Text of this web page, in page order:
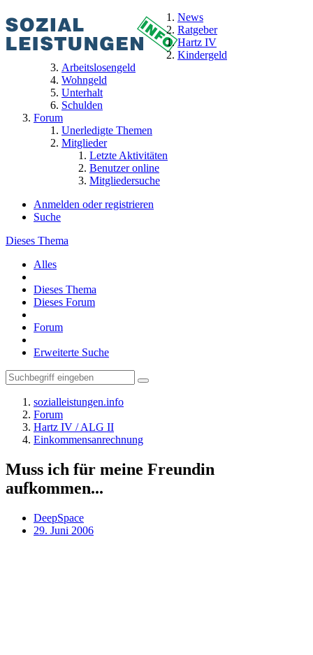
News
Ratgeber
Hartz IV
Kindergeld
Arbeitslosengeld
Wohngeld
Unterhalt
Schulden
Forum
Unerledigte Themen
Mitglieder
Letzte Aktivitäten
Benutzer online
Mitgliedersuche
Anmelden oder registrieren
Suche
Dieses Thema
Alles
Dieses Thema
Dieses Forum
Forum
Erweiterte Suche
sozialleistungen.info
Forum
Hartz IV / ALG II
Einkommensanrechnung
Muss ich für meine Freundin
aufkommen...
DeepSpace
29. Juni 2006